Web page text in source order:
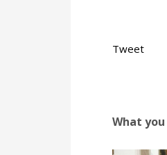
Tweet
What